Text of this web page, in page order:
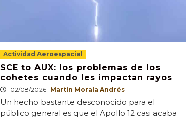
Actividad Aeroespacial
SCE to AUX: los problemas de los
cohetes cuando les impactan rayos
02/08/2026 Martín Morala Andrés
Un hecho bastante desconocido para el
público general es que el Apollo 12 casi acaba